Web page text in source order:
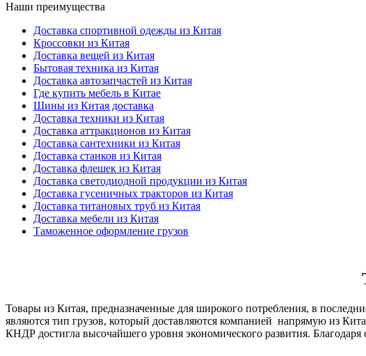
Наши преимущества
Доставка спортивной одежды из Китая
Кроссовки из Китая
Доставка вещей из Китая
Бытовая техника из Китая
Доставка автозапчастей из Китая
Где купить мебель в Китае
Шины из Китая доставка
Доставка техники из Китая
Доставка аттракционов из Китая
Доставка сантехники из Китая
Доставка станков из Китая
Доставка флешек из Китая
Доставка светодиодной продукции из Китая
Доставка гусеничных тракторов из Китая
Доставка титановых труб из Китая
Доставка мебели из Китая
Таможенное оформление грузов
Товары из Китая, предназначенные для широкого потребления, в
являются тип грузов, который доставляются компанией напрямую из
КНДР достигла высочайшего уровня экономического развития.